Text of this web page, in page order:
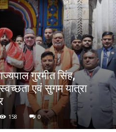
गुरमीत सिंह,
एवं सुगम यात्रा
158 0